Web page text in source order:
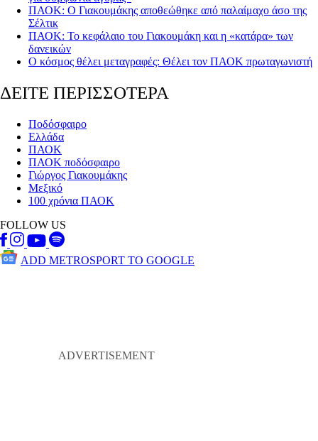
ΠΑΟΚ: Ο Γιακουμάκης αποθεώθηκε από παλαίμαχο άσο της
Σέλτικ
ΠΑΟΚ: Το κεφάλαιο του Γιακουμάκη και η «κατάρα» των
δανεικών
Ο κόσμος θέλει μεταγραφές: Θέλει τον ΠΑΟΚ πρωταγωνιστή
ΔΕΙΤΕ ΠΕΡΙΣΣΟΤΕΡΑ
Ποδόσφαιρο
Ελλάδα
ΠΑΟΚ
ΠΑΟΚ ποδόσφαιρο
Γιώργος Γιακουμάκης
Μεξικό
100 χρόνια ΠΑΟΚ
FOLLOW US
ADD METROSPORT TO GOOGLE